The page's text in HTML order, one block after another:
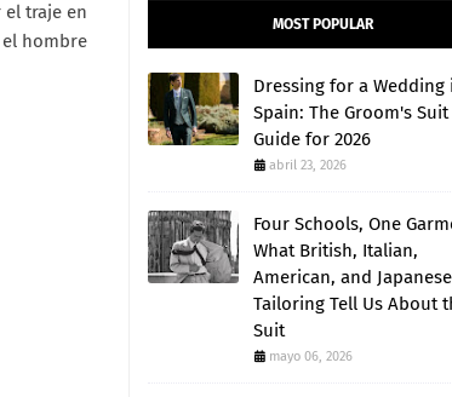
traje en
hombre
MOST POPULAR
Dressing for a Wedding
Spain: The Groom's Suit
Guide for 2026
abril 23, 2026
Four Schools, One
What British, Italian,
American, and Japanese
Tailoring Tell Us About
Suit
mayo 06, 2026